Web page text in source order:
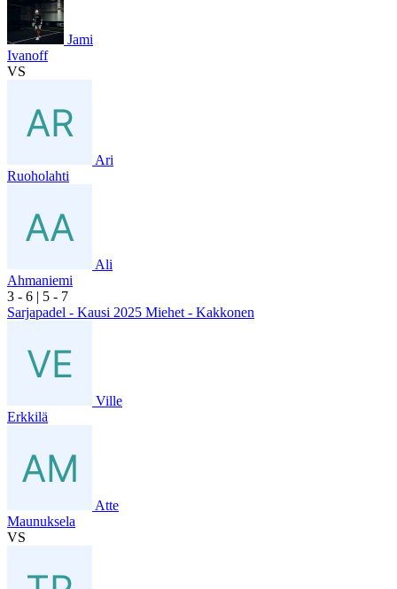
Jami
Ivanoff
VS
Ari
Ruoholahti
Ali
Ahmaniemi
3 - 6 | 5 - 7
Sarjapadel - Kausi 2025 Miehet - Kakkonen
Ville
Erkkilä
Atte
Maunuksela
VS